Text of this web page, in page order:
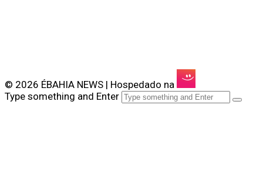
© 2026 ÉBAHIA NEWS | Hospedado na
Type something and Enter